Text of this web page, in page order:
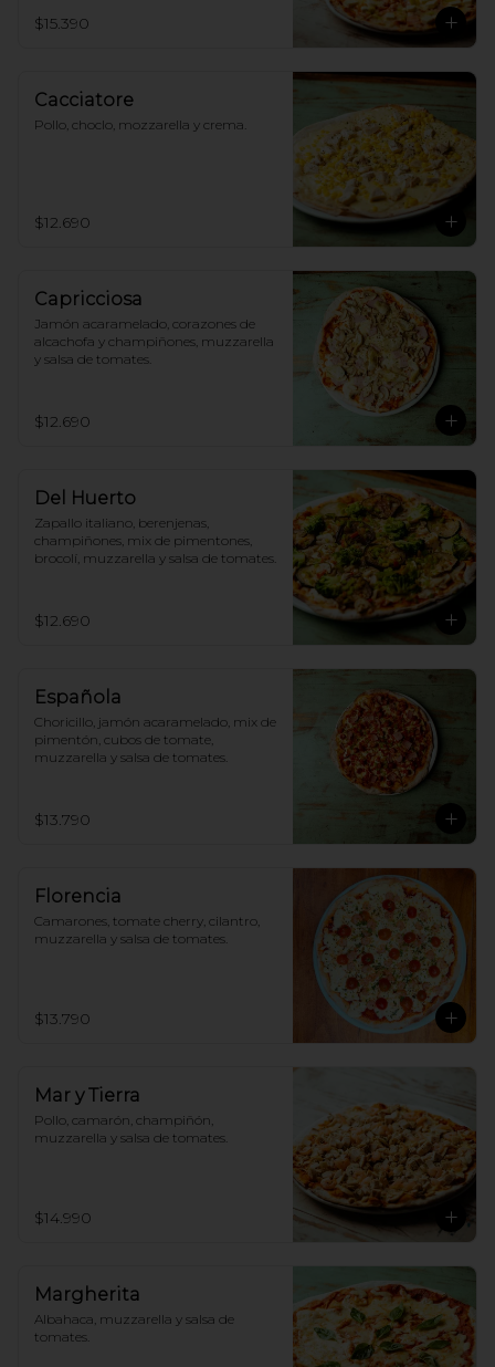
$15.390
Cacciatore
Pollo, choclo, mozzarella y crema.
$12.690
Capricciosa
Jamón acaramelado, corazones de
alcachofa y champiñones, muzzarella
y salsa de tomates.
$12.690
Del Huerto
Zapallo italiano, berenjenas,
champiñones, mix de pimentones,
brocolí, muzzarella y salsa de tomates.
$12.690
Española
Choricillo, jamón acaramelado, mix de
pimentón, cubos de tomate,
muzzarella y salsa de tomates.
$13.790
Florencia
Camarones, tomate cherry, cilantro,
muzzarella y salsa de tomates.
$13.790
Mar y Tierra
Pollo, camarón, champiñón,
muzzarella y salsa de tomates.
$14.990
Margherita
Albahaca, muzzarella y salsa de
tomates.